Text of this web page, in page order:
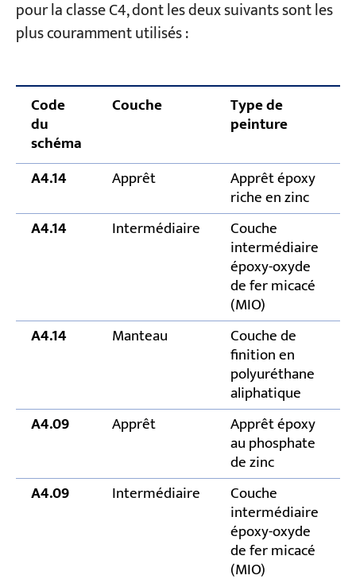
pour la classe C4, dont les deux suivants sont les
plus couramment utilisés :
Code
du
schéma
Couche Type de
peinture
A4.14
Apprêt Apprêt époxy
riche en zinc
A4.14 Intermédiaire Couche
intermédiaire
époxy-oxyde
de fer micacé
(MIO)
A4.14 Manteau Couche de
finition en
polyuréthane
aliphatique
A4.09 Apprêt Apprêt époxy
au phosphate
de zinc
A4.09 Intermédiaire Couche
intermédiaire
époxy-oxyde
de fer micacé
(MIO)